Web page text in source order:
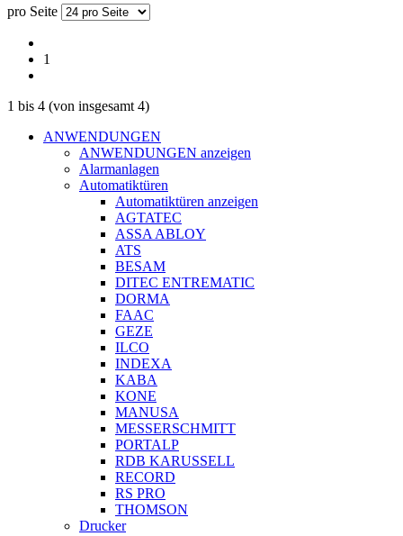
pro Seite
1
1 bis 4 (von insgesamt 4)
ANWENDUNGEN
ANWENDUNGEN anzeigen
Alarmanlagen
Automatiktüren
Automatiktüren anzeigen
AGTATEC
ASSA ABLOY
ATS
BESAM
DITEC ENTREMATIC
DORMA
FAAC
GEZE
ILCO
INDEXA
KABA
KONE
MANUSA
MESSERSCHMITT
PORTALP
RDB KARUSSELL
RECORD
RS PRO
THOMSON
Drucker